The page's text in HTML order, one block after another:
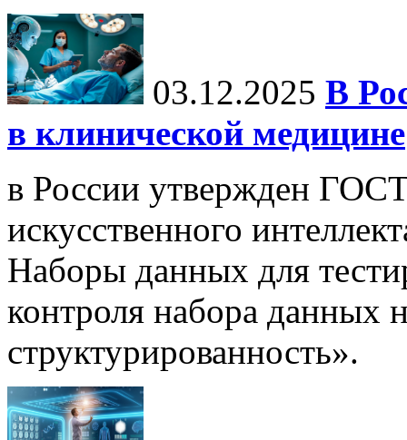
03.12.2025 В
в клинической медицине
в России утвержден
искусственного
Наборы данных для
контроля набора данных
структурированность».